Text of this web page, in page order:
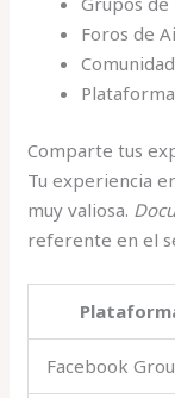
Foros de
Comparte tus
Tu experiencia
muy valiosa.
referente en el
Facebook